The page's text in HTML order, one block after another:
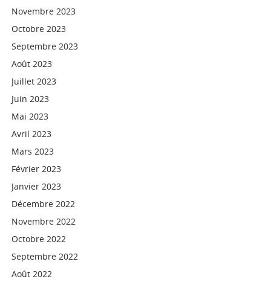
Novembre 2023
Octobre 2023
Septembre 2023
Août 2023
Juillet 2023
Juin 2023
Mai 2023
Avril 2023
Mars 2023
Février 2023
Janvier 2023
Décembre 2022
Novembre 2022
Octobre 2022
Septembre 2022
Août 2022